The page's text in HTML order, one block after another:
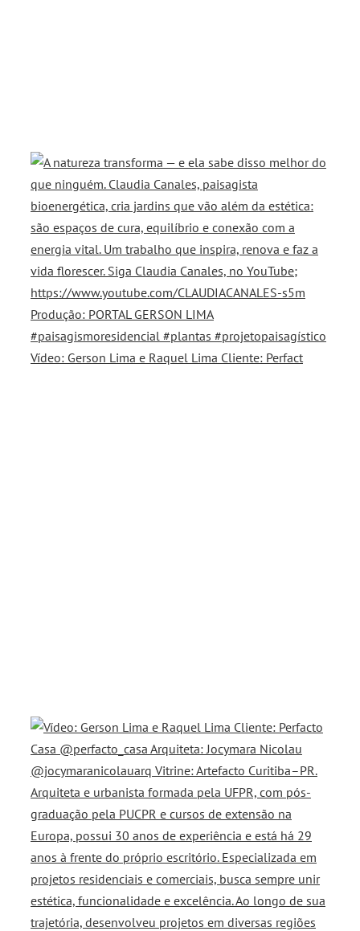
Vídeo: Gerson Lima e Raquel Lima Cliente: Perfact